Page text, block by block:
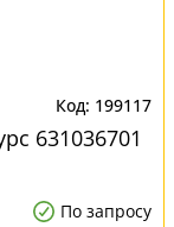
199117
631036701
По запросу